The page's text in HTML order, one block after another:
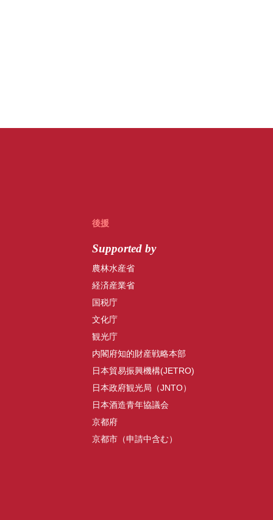
後援
Supported by
農林水産省
経済産業省
国税庁
文化庁
観光庁
内閣府知的財産戦略本部
日本貿易振興機構(JETRO)
日本政府観光局（JNTO）
日本酒造青年協議会
京都府
京都市（申請中含む）